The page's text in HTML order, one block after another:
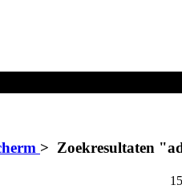
> Zoekresultaten "